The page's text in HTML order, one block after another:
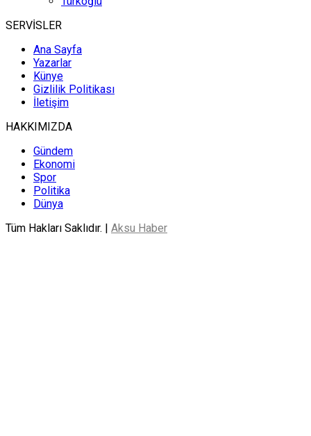
SERVİSLER
Ana Sayfa
Yazarlar
Künye
Gizlilik Politikası
İletişim
HAKKIMIZDA
Gündem
Ekonomi
Spor
Politika
Dünya
Tüm Hakları Saklıdır. | Aksu Haber